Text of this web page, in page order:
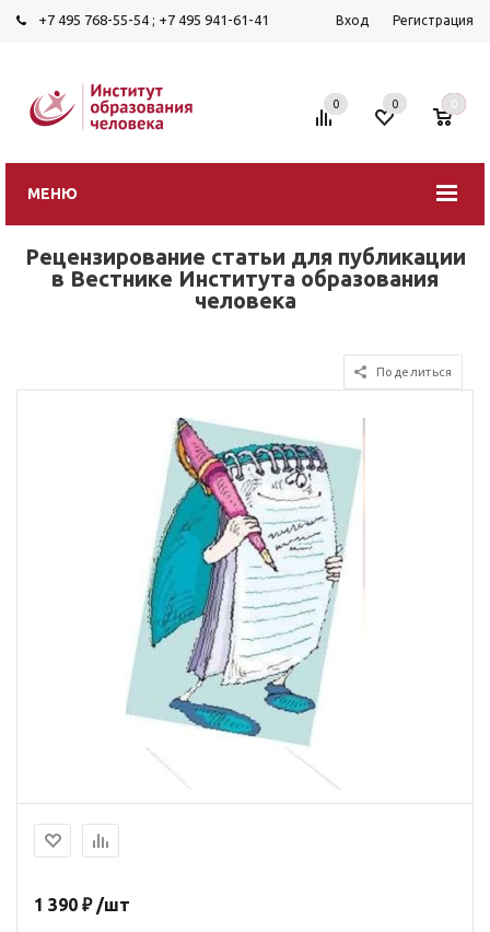
+7 495 768-55-54 ; +7 495 941-61-41 Вход Регистрация
МЕНЮ
0 0 0
Рецензирование статьи для публикации
в Вестнике Института образования
человека
Поделиться
1 390 ₽ /шт